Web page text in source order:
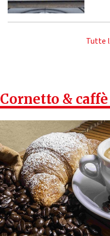
Tutte
Cornetto & caffè